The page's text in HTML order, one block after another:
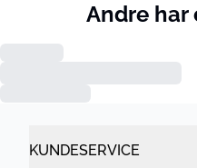
Andre har
KUNDESERVICE